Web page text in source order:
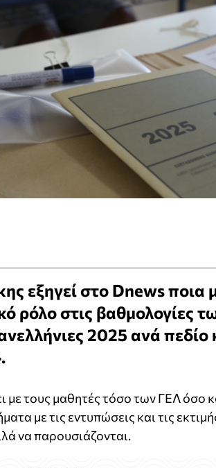
εξηγεί στο Dnews ποια
ρόλο στις βαθμολογίες
2025 ανά πεδίο
με τους μαθητές τόσο των ΓΕΛ όσο
με τις εντυπώσεις και τις
να παρουσιάζονται.